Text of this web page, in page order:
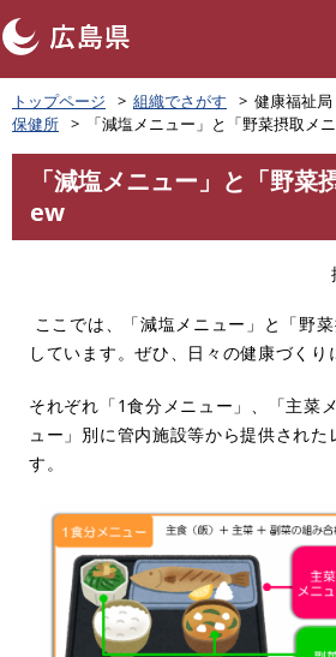
ペ
ー
ジ
の
で
トップページ 組織でさがす 健康福祉局
保健所
「減塩メニュー」と「野菜摂取メ
「減塩メニュー」と「野菜
ew
ここでは、「減塩メニュー」と「野
しています。ぜひ、日々の健康づくり
それぞれ「1食分メニュー」、「主菜
ュー」別に管内施設等から提供された
す。